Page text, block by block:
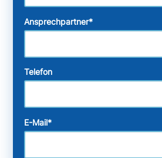
Ansprechpartner*
Telefon
E-Mail*